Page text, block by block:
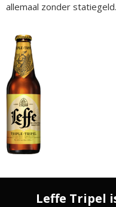
allemaal zonder statiegeld.
Leffe Tripel